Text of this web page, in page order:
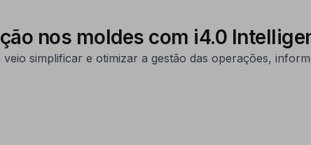
nos moldes com i4.0
simplificar e otimizar a gestão das operações,